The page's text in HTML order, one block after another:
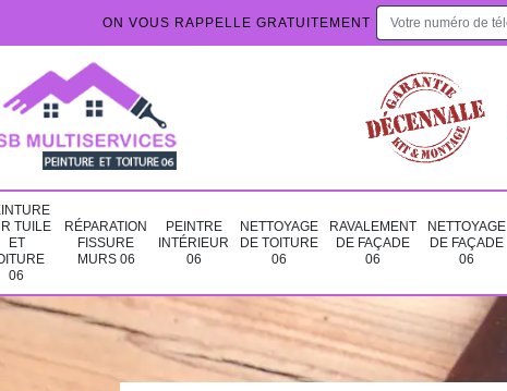
ON VOUS RAPPELLE GRATUITEMENT
TUILE
ET
06
RÉPARATION
FISSURE
MURS 06
PEINTRE
INTÉRIEUR
06
NETTOYAGE
DE TOITURE
06
RAVALEMENT
DE FAÇADE
06
NETTOYAGE
DE FAÇADE
06